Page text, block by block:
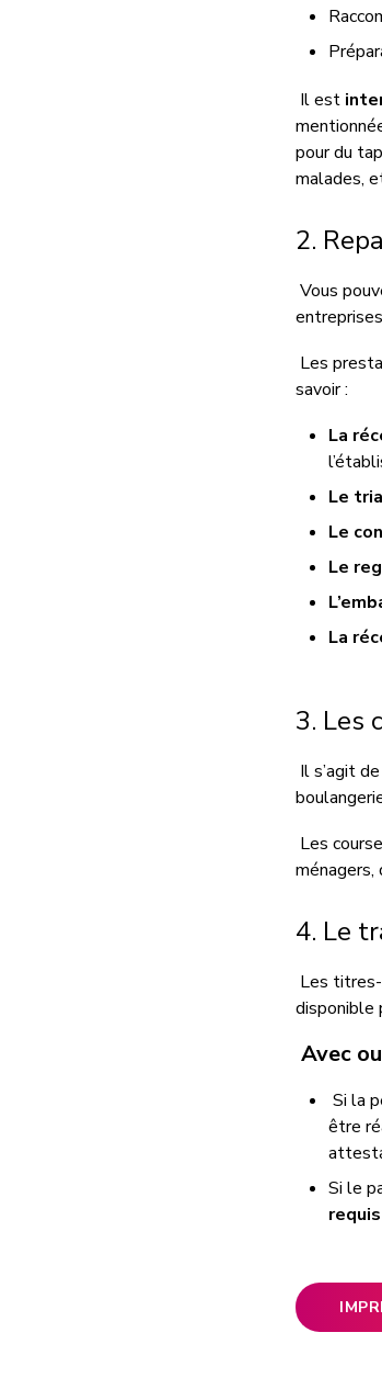
Il est
pourdu
malades,
2.
Vous
Les
savoir :
La
Le
Le
Le
L
La
3. Les
Il s’agit
Les
ménagers,
4. Le
Les
disponible
Avec
Si la
être
Si le
requis